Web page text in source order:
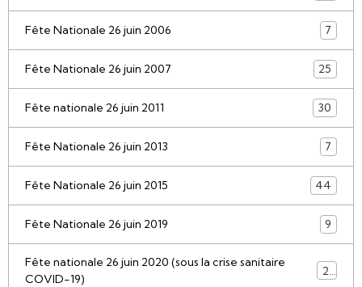
Fête Nationale 26 juin 2006 7
Fête Nationale 26 juin 2007 25
Fête nationale 26 juin 2011 30
Fête Nationale 26 juin 2013 7
Fête Nationale 26 juin 2015 44
Fête Nationale 26 juin 2019 9
Fête nationale 26 juin 2020 (sous la crise sanitaire
COVID-19)
21